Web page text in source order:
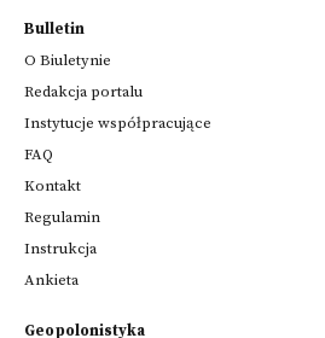
Bulletin
O Biuletynie
Redakcja portalu
Instytucje współpracujące
FAQ
Kontakt
Regulamin
Instrukcja
Ankieta
Geopolonistyka